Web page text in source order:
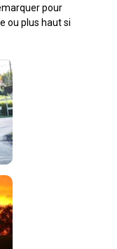
pour
ou plus haut si